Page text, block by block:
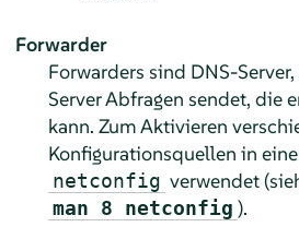
Forwarder
Forwarders sind DNS-
Server Abfragen sendet, die
kann. Zum Aktivieren
Konfigurationsquellen in
netconfig verwendet
man 8 netconfig ).